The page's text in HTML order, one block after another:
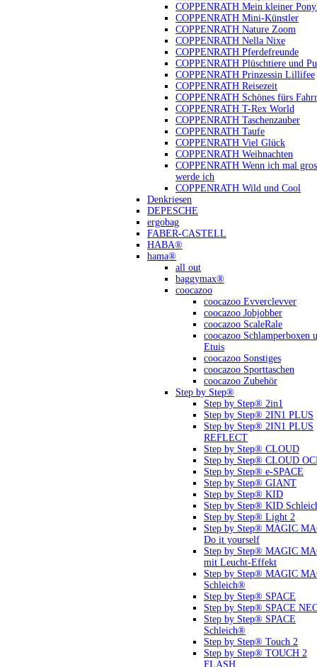
COPPENRATH Mein kleiner
COPPENRATH Mini-Künstler
COPPENRATH Nature Zoom
COPPENRATH Nella Nixe
COPPENRATH Pferdefreunde
COPPENRATH Plüschtiere und
COPPENRATH Prinzessin Lillifee
COPPENRATH Reisezeit
COPPENRATH Schönes fürs
COPPENRATH T-Rex World
COPPENRATH Taschenzauber
COPPENRATH Taufe
COPPENRATH Viel Glück
COPPENRATH Weihnachten
COPPENRATH Wenn ich mal
werde ich
COPPENRATH Wild und Cool
Denkriesen
DEPESCHE
ergobag
FABER-CASTELL
HABA®
hama®
all out
baggymax®
coocazoo
coocazoo Evverclevver
coocazoo Jobjobber
coocazoo ScaleRale
coocazoo Schlamperboxen
Etuis
coocazoo Sonstiges
coocazoo Sporttaschen
coocazoo Zubehör
Step by Step®
Step by Step® 2in1
Step by Step® 2IN1 PLUS
Step by Step® 2IN1 PLUS
REFLECT
Step by Step® CLOUD
Step by Step® CLOUD
Step by Step® e-SPACE
Step by Step® GIANT
Step by Step® KID
Step by Step® KID
Step by Step® Light 2
Step by Step® MAGIC
Do it yourself
Step by Step® MAGIC
mit Leucht-Effekt
Step by Step® MAGIC
Schleich®
Step by Step® SPACE
Step by Step® SPACE
Step by Step® SPACE
Schleich®
Step by Step® Touch 2
Step by Step® TOUCH 2
FLASH